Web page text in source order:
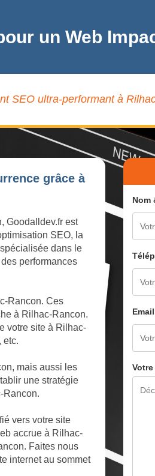
un Web
SEO ultra-performant à
grâce à
Goodalldev.fr est
SEO, la
dans le
performances
Rancon. Ces
à Rilhac-Rancon.
votre site à Rilhac-
etc.
mais aussi les
une stratégie
Rancon.
vers votre site
accrue à Rilhac-
Faites nous
internet au sommet
Nom
Email